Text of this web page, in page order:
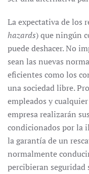
La expectativa de los
hazards) que ningún
puede deshacer. No
sean las nuevas
eficientes como los
una sociedad libre.
empleados y
empresa realizarán
condicionados por la
la garantía de un
normalmente
percibieran seguridad